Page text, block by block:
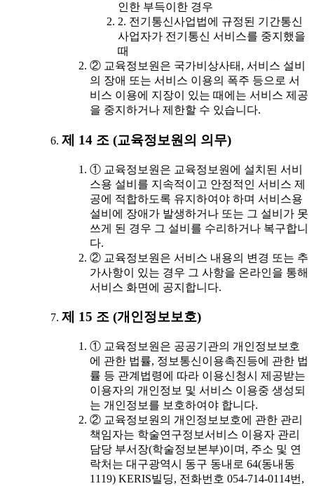
인한 부득이한 경우
2. 전기통신사업법에 규정된 기간통신
사업자가 전기통신 서비스를 중지했을
때
② 교육정보원은 국가비상사태, 서비스 설비
의 장애 또는 서비스 이용의 폭주 등으로 서
비스 이용에 지장이 있는 때에는 서비스 제공
을 중지하거나 제한할 수 있습니다.
제 14 조 (교육정보원의 의무)
① 교육정보원은 교육정보원에 설치된 서비
스용 설비를 지속적이고 안정적인 서비스 제
공에 적합하도록 유지하여야 하며 서비스용
설비에 장애가 발생하거나 또는 그 설비가 못
쓰게 된 경우 그 설비를 수리하거나 복구합니
다.
② 교육정보원은 서비스 내용의 변경 또는 추
가사항이 있는 경우 그 사항을 온라인을 통해
서비스 화면에 공지합니다.
제 15 조 (개인정보보호)
① 교육정보원은 공공기관의 개인정보보호
에 관한 법률, 정보통신이용촉진등에 관한 법
률 등 관계법령에 따라 이용신청시 제공받는
이용자의 개인정보 및 서비스 이용중 생성되
는 개인정보를 보호하여야 합니다.
② 교육정보원의 개인정보보호에 관한 관리
책임자는 학술연구정보서비스 이용자 관리
담당 부서장(학술정보본부)이며, 주소 및 연
락처는 대구광역시 동구 동내로 64(동내동
1119) KERIS빌딩, 전화번호 054-714-0114번,